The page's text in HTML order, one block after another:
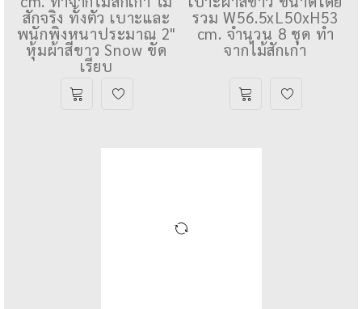
เก้าอี้เตี้ยไม้สัก ขนาดโดย
รวม W56.5xL50xH53
cm. ทำจากไม้สักเก่า ไม้
สักจริง ทั้งตัว เบาะและ
หุ้มผ้าสีขาว Snow ขัด
เก้าอี้เตี้ยไม้สัก พร้อม
เบาะผ้าสีขาว ขนาดโดย
จากไม้สักเก่า